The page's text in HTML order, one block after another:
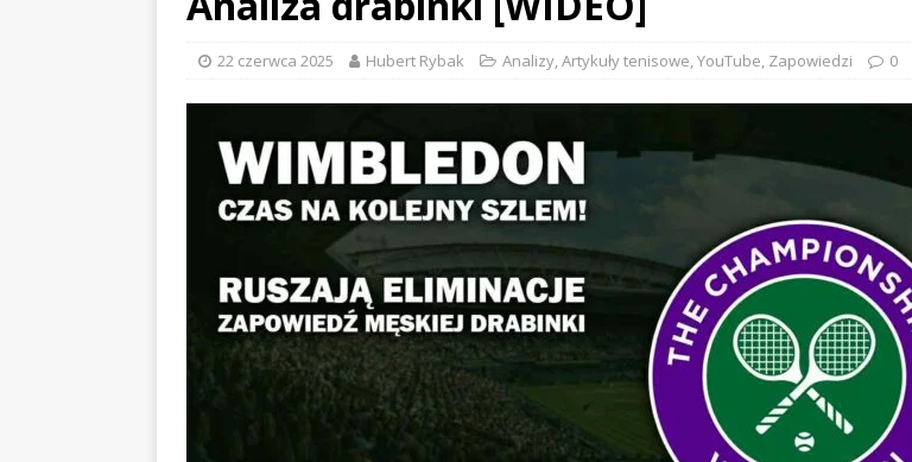
22 czerwca 2025 Hubert Rybak Analizy,Artykuły tenisowe,YouTube, Zapowiedzi 0